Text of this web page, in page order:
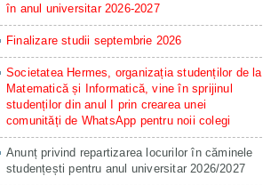
în anul universitar 2026-2027
Finalizare studii septembrie 2026
Societatea Hermes, organizația studenților de la
Matematică și Informatică, vine în sprijinul
studenților din anul I prin crearea unei
comunități de WhatsApp pentru noii colegi
Anunț privind repartizarea locurilor în căminele
studențești pentru anul universitar 2026/2027